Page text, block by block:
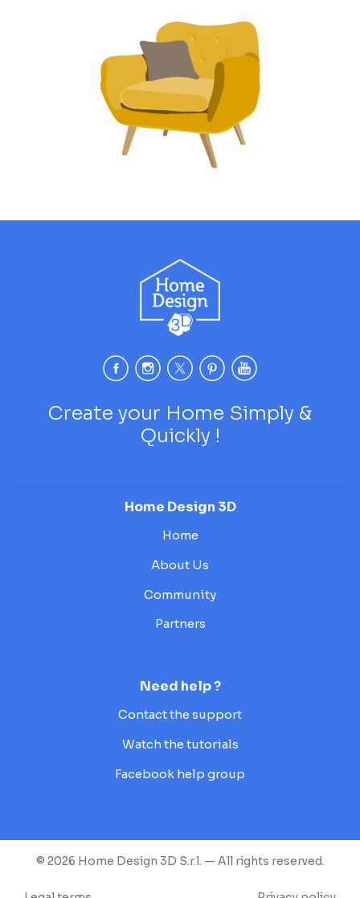
Create your Home Simply &
Quickly !
Home Design 3D
Home
About Us
Community
Partners
Need help ?
Contact the support
Watch the tutorials
Facebook help group
© 2026 Home Design 3D S.r.l. — All rights reserved.